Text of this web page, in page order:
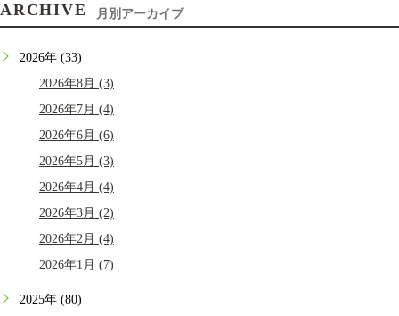
ARCHIVE 月別アーカイブ
2026年 (33)
2026年8月 (3)
2026年7月 (4)
2026年6月 (6)
2026年5月 (3)
2026年4月 (4)
2026年3月 (2)
2026年2月 (4)
2026年1月 (7)
2025年 (80)